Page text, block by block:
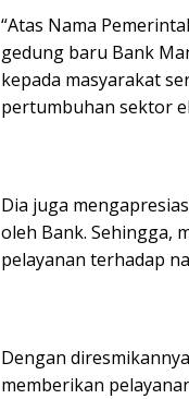
“Atas Nama
gedung baru Bank
kepada masyarakat
pertumbuhan sektor
Dia juga
oleh Bank. Sehingga,
pelayanan terhadap
Dengan
memberikan